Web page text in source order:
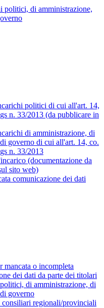
politici, di amministrazione,
politici di cui all'art. 14,
n. 33/2013 (da pubblicare in
di amministrazione, di
governo di cui all'art. 14, co.
n. 33/2013
(documentazione da
sito web)
comunicazione dei dati
mancata o incompleta
dei dati da parte dei titolari
di amministrazione, di
governo
regionali/provinciali